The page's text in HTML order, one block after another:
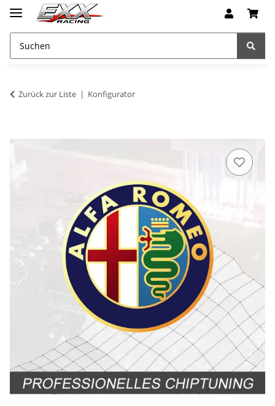
Zurück zur Liste Konfigurator